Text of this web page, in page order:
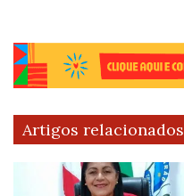
Artigos relacionados